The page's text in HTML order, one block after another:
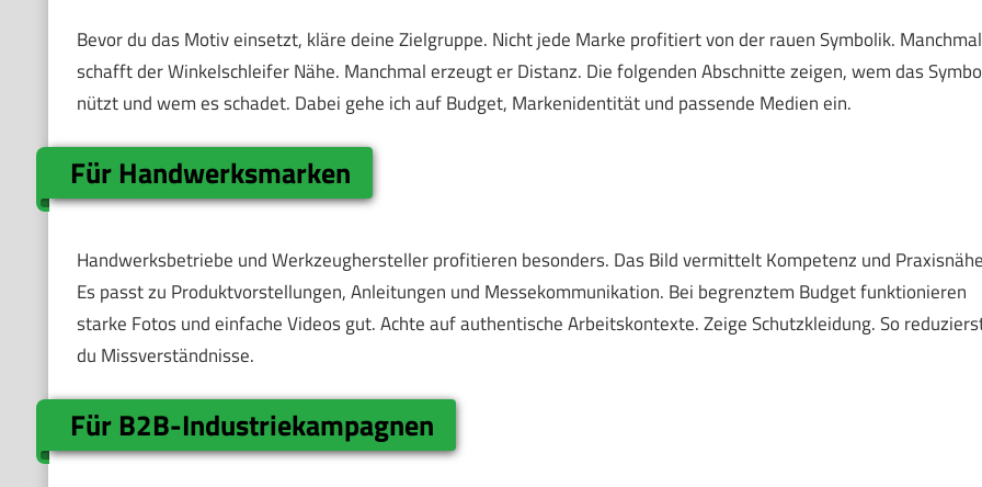
Bevor du das Motiv einsetzt, kläre deine Zielgruppe. Nicht jede Marke profitiert von der rauen Symbolik. Manchmal
schafft der Winkelschleifer Nähe. Manchmal erzeugt er Distanz. Die folgenden Abschnitte zeigen, wem das
nützt und wem es schadet. Dabei gehe ich auf Budget, Markenidentität und passende Medien ein.
Für Handwerksmarken
Handwerksbetriebe und Werkzeughersteller profitieren besonders. Das Bild vermittelt Kompetenz und
Es passt zu Produktvorstellungen, Anleitungen und Messekommunikation. Bei begrenztem Budget funktionieren
starke Fotos und einfache Videos gut. Achte auf authentische Arbeitskontexte. Zeige Schutzkleidung. So
du Missverständnisse.
Für B2B-Industriekampagnen